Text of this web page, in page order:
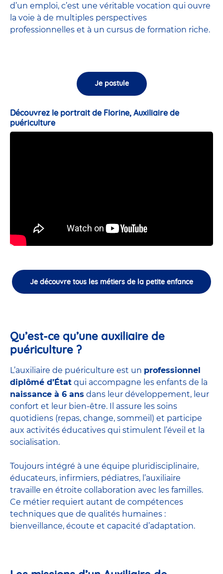
d’un emploi, c’est une véritable vocation qui ouvre
la voie à de multiples perspectives
professionnelles et à un cursus de formation riche.
Je postule
Découvrez le portrait de Florine, Auxiliaire de
puériculture
Je découvre tous les métiers de la petite enfance
Qu’est-ce qu’une auxiliaire de
puériculture ?
L’auxiliaire de puériculture est un professionnel
diplômé d’État qui accompagne les enfants de la
naissance à 6 ans dans leur développement, leur
confort et leur bien-être. Il assure les soins
quotidiens (repas, change, sommeil) et participe
aux activités éducatives qui stimulent l’éveil et la
socialisation.
Toujours intégré à une équipe pluridisciplinaire,
éducateurs, infirmiers, pédiatres, l’auxiliaire
travaille en étroite collaboration avec les familles.
Ce métier requiert autant de compétences
techniques que de qualités humaines :
bienveillance, écoute et capacité d’adaptation.